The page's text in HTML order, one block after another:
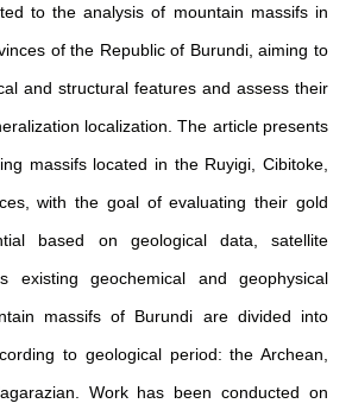
to the analysis of mountain massifs in
of the Republic of Burundi, aiming to
and structural features and assess their
localization. The article presents
massifs located in the Ruyigi, Cibitoke,
with the goal of evaluating their gold
based on geological data, satellite
existing geochemical and geophysical
massifs of Burundi are divided into
to geological period: the Archean,
Work has been conducted on